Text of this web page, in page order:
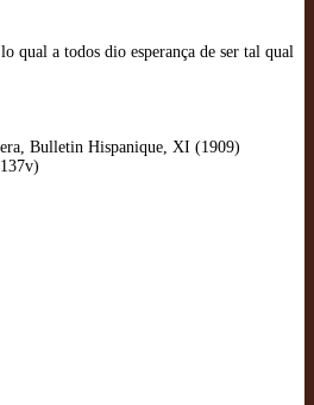
a todos dio esperança de ser tal qual
Bulletin Hispanique, XI (1909)